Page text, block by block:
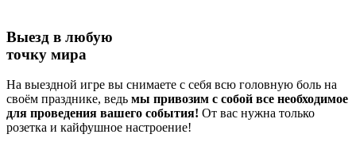
Выезд в любую
точку мира
На выездной игре вы снимаете с себя всю головную боль на
своём празднике, ведь мы привозим с собой все необходимое
для проведения вашего события! От вас нужна только
розетка и кайфушное настроение!